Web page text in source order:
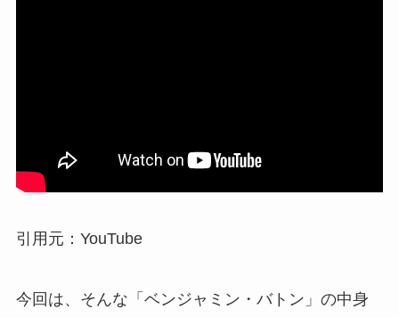
引用元：YouTube
今回は、そんな「ベンジャミン・バトン」の中身